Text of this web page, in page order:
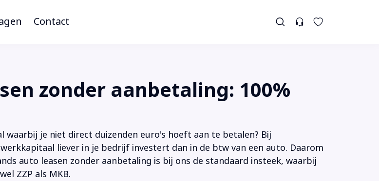
Contact
zonder aanbetaling: 100%
waarbij je niet direct duizenden euro's hoeft aan te betalen? Bij
liever in je bedrijf investert dan in de btw van een auto. Daarom
auto leasen zonder aanbetaling is bij ons de standaard insteek, waarbij
ZZP als MKB.